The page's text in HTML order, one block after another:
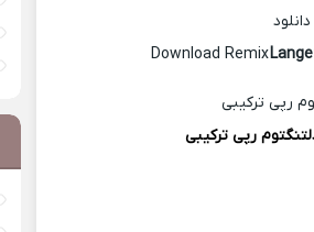
رپی ترکیبی